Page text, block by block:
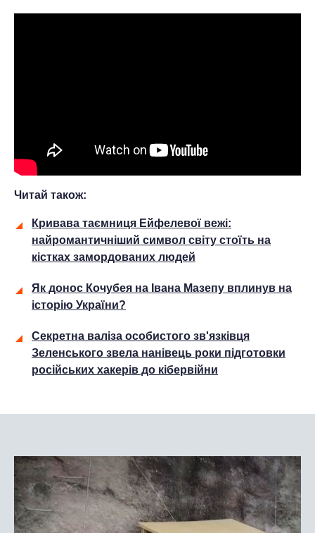
Читай також:
Кривава таємниця Ейфелевої вежі:
найромантичніший символ світу стоїть на
кістках замордованих людей
Як донос Кочубея на Івана Мазепу вплинув на
історію України?
Секретна валіза особистого зв'язківця
Зеленського звела нанівець роки підготовки
російських хакерів до кібервійни